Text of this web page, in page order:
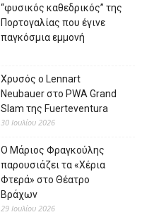
“φυσικός καθεδρικός” της
Πορτογαλίας που έγινε
παγκόσμια εμμονή
Χρυσός ο Lennart
Neubauer στο PWA Grand
Slam της Fuerteventura
30 Ιουλίου 2026
Ο Μάριος Φραγκούλης
παρουσιάζει τα «Χέρια
Φτερά» στο Θέατρο
Βράχων
29 Ιουλίου 2026